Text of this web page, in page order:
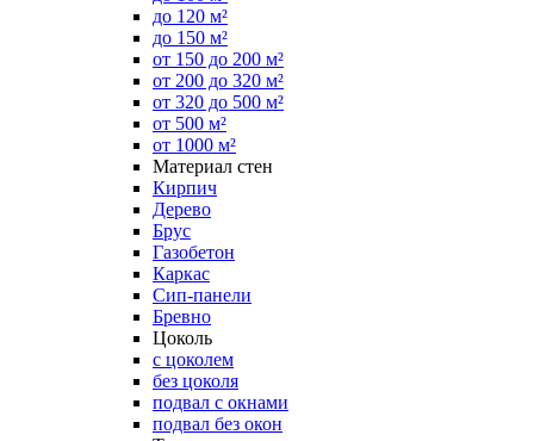
до 120 м²
до 150 м²
от 150 до 200 м²
от 200 до 320 м²
от 320 до 500 м²
от 500 м²
от 1000 м²
Материал стен
Кирпич
Дерево
Брус
Газобетон
Каркас
Сип-панели
Бревно
Цоколь
с цоколем
без цоколя
подвал с окнами
подвал без окон